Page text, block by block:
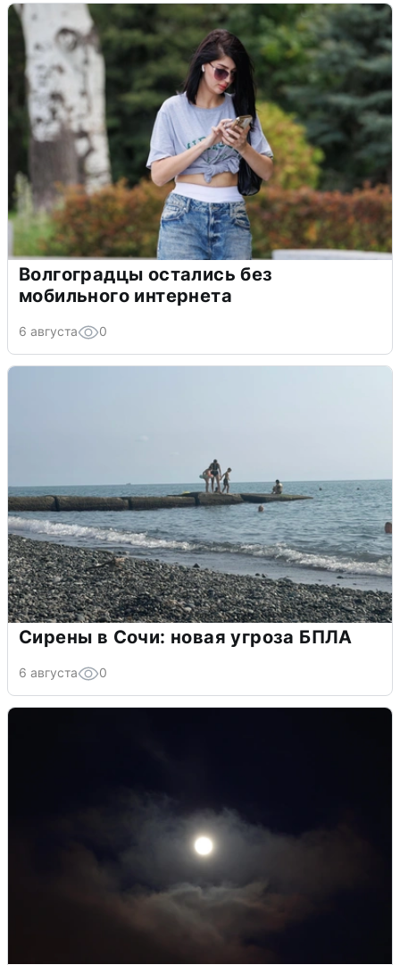
Волгоградцы остались без
мобильного интернета
6 августа 0
Сирены в Сочи: новая угроза БПЛА
6 августа 0